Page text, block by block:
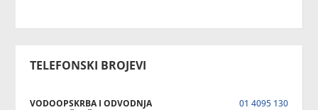
TELEFONSKI BROJEVI
VODOOPSKRBA I ODVODNJA
01 4095 130